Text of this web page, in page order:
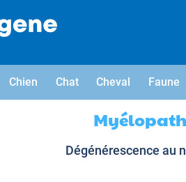
Chien Chat Cheval Faune
Dégénérescence au